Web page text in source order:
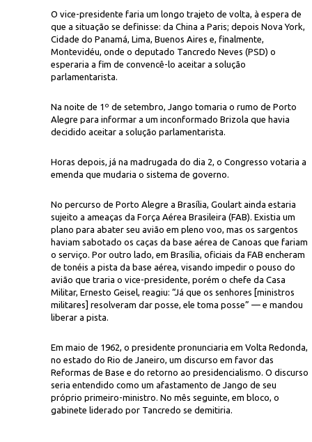
O vice-presidente faria um longo trajeto de volta, à espera de
que a situação se definisse: da China a Paris; depois Nova York,
Cidade do Panamá, Lima, Buenos Aires e, finalmente,
Montevidéu, onde o deputado Tancredo Neves (PSD) o
esperaria a fim de convencê-lo aceitar a solução
parlamentarista.
Na noite de 1º de setembro, Jango tomaria o rumo de Porto
Alegre para informar a um inconformado Brizola que havia
decidido aceitar a solução parlamentarista.
Horas depois, já na madrugada do dia 2, o Congresso votaria a
emenda que mudaria o sistema de governo.
No percurso de Porto Alegre a Brasília, Goulart ainda estaria
sujeito a ameaças da Força Aérea Brasileira (FAB). Existia um
plano para abater seu avião em pleno voo, mas os sargentos
haviam sabotado os caças da base aérea de Canoas que fariam
o serviço. Por outro lado, em Brasília, oficiais da FAB encheram
de tonéis a pista da base aérea, visando impedir o pouso do
avião que traria o vice-presidente, porém o chefe da Casa
Militar, Ernesto Geisel, reagiu: “Já que os senhores [ministros
militares] resolveram dar posse, ele toma posse” — e mandou
liberar a pista.
Em maio de 1962, o presidente pronunciaria em Volta Redonda,
no estado do Rio de Janeiro, um discurso em favor das
Reformas de Base e do retorno ao presidencialismo. O discurso
seria entendido como um afastamento de Jango de seu
próprio primeiro-ministro. No mês seguinte, em bloco, o
gabinete liderado por Tancredo se demitiria.